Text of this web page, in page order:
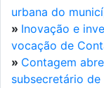
urbana do
» Inovação e
vocação de
» Contagem
subsecretário de